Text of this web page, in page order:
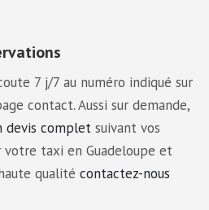
7 j/7 au numéro indiqué sur
contact. Aussi sur demande,
devis complet suivant vos
votre taxi en Guadeloupe et
qualité contactez-nous